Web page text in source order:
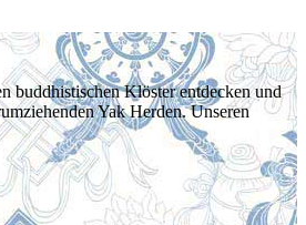
buddhistischen Klöster entdecken und
Yak Herden. Unseren